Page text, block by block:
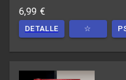
6,99 €
DETALLE ☆